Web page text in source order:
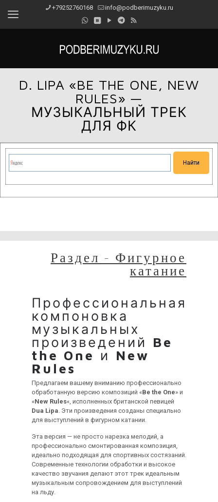
+79252760168 info@podberimuzyku.ru
D. LIPA «BE THE ONE, NEW
RULES» —
МУЗЫКАЛЬНЫЙ ТРЕК
ДЛЯ ФК
Раздел - Фигурное
катание
Профессиональная
компоновка
музыкальных
произведений Be
the One и New
Rules
Предлагаем вашему вниманию профессионально
обработанную версию композиций «Be the One» и
«New Rules«, исполненных британской певицей
Dua Lipa. Эти произведения созданы специально
для выступлений в фигурном катании.
Эта версия — не просто нарезка мелодий, а
профессионально смонтированная композиция,
идеально подходящая для спортивных состязаний.
Современные технологии обработки и высокое
качество звучания делают этот трек идеальным
музыкальным сопровождением для выступлений
на льду.